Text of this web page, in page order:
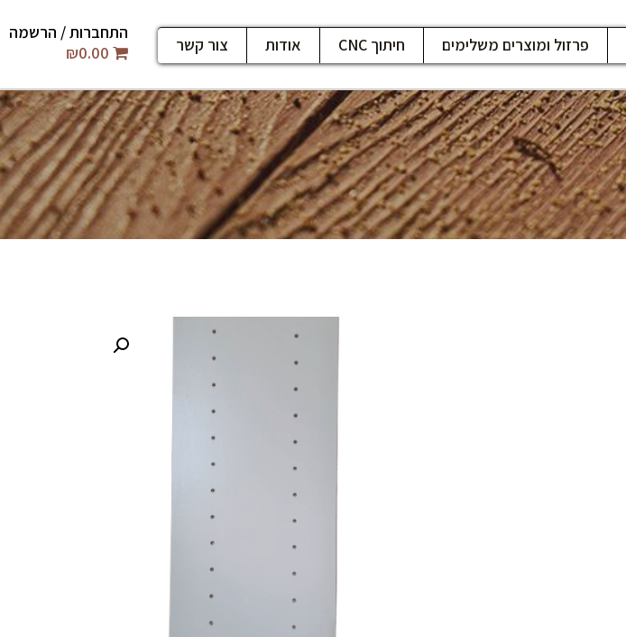
פרזול ומוצרים משלימים חיתוך CNC אודות צור קשר
התחברות / הרשמה
₪0.00